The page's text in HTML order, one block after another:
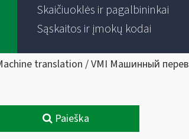
Skaičiuoklės ir pagalbininkai
Sąskaitos ir įmokų kodai
translation / VMI Машинный
Paieška